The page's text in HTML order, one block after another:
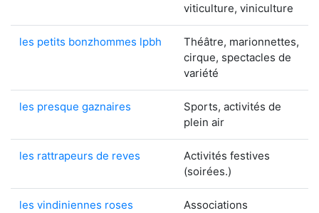
viticulture, viniculture
les petits bonzhommes lpbh
Théâtre, marionnettes,
cirque, spectacles de
variété
les presque gaznaires
Sports, activités de
plein air
les rattrapeurs de reves
Activités festives
(soirées.)
les vindiniennes roses
Associations